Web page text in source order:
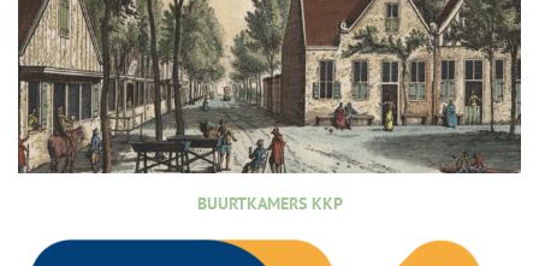
BUURTKAMERS KKP